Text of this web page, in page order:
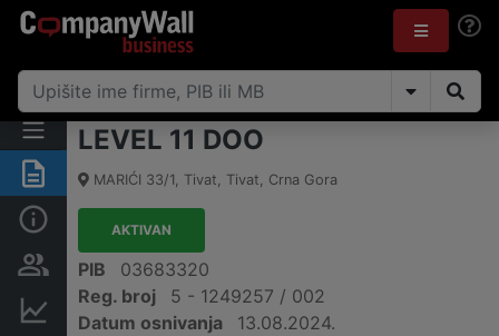
Sažetak
Osobe i vlasništvo
Finansijski podaci
LEVEL 11 DOO
MARIĆI 33/1, Tivat, Tivat, Crna Gora
AKTIVAN
PIB
03683320
Reg. broj
5 - 1249257 / 002
Datum osnivanja
13.08.2024.